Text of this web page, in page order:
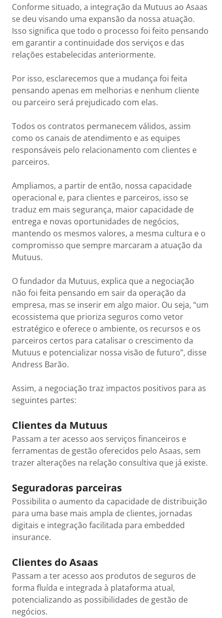
Conforme situado, a integração da Mutuus ao Asaas
se deu visando uma expansão da nossa atuação.
Isso significa que todo o processo foi feito pensando
em garantir a continuidade dos serviços e das
relações estabelecidas anteriormente.
Por isso, esclarecemos que a mudança foi feita
pensando apenas em melhorias e nenhum cliente
ou parceiro será prejudicado com elas.
Todos os contratos permanecem válidos, assim
como os canais de atendimento e as equipes
responsáveis pelo relacionamento com clientes e
parceiros.
Ampliamos, a partir de então, nossa capacidade
operacional e, para clientes e parceiros, isso se
traduz em mais segurança, maior capacidade de
entrega e novas oportunidades de negócios,
mantendo os mesmos valores, a mesma cultura e o
compromisso que sempre marcaram a atuação da
Mutuus.
O fundador da Mutuus, explica que a negociação
não foi feita pensando em sair da operação da
empresa, mas se inserir em algo maior. Ou seja, “um
ecossistema que prioriza seguros como vetor
estratégico e oferece o ambiente, os recursos e os
parceiros certos para catalisar o crescimento da
Mutuus e potencializar nossa visão de futuro”, disse
Andress Barão.
Assim, a negociação traz impactos positivos para as
seguintes partes:
Clientes da Mutuus
Passam a ter acesso aos serviços financeiros e
ferramentas de gestão oferecidos pelo Asaas, sem
trazer alterações na relação consultiva que já existe.
Seguradoras parceiras
Possibilita o aumento da capacidade de distribuição
para uma base mais ampla de clientes, jornadas
digitais e integração facilitada para embedded
insurance.
Clientes do Asaas
Passam a ter acesso aos produtos de seguros de
forma fluída e integrada à plataforma atual,
potencializando as possibilidades de gestão de
negócios.